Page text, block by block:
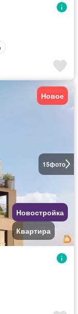
15фото
Новое
Новостройка
Квартира